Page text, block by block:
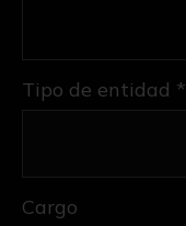
Tipo de entidad *
Cargo